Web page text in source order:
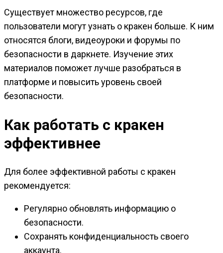
Существует множество ресурсов, где
пользователи могут узнать о кракен больше. К ним
относятся блоги, видеоуроки и форумы по
безопасности в даркнете. Изучение этих
материалов поможет лучше разобраться в
платформе и повысить уровень своей
безопасности.
Как работать с кракен
эффективнее
Для более эффективной работы с кракен
рекомендуется:
Регулярно обновлять информацию о
безопасности.
Сохранять конфиденциальность своего
аккаунта.